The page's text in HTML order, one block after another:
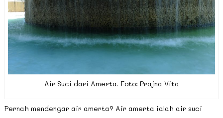
Air Suci dari Amerta. Foto: Prajna Vita
Pernah mendengar air amerta? Air amerta ialah air suci